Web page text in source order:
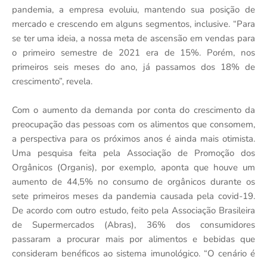
pandemia, a empresa evoluiu, mantendo sua posição de
mercado e crescendo em alguns segmentos, inclusive. “Para
se ter uma ideia, a nossa meta de ascensão em vendas para
o primeiro semestre de 2021 era de 15%. Porém, nos
primeiros seis meses do ano, já passamos dos 18% de
crescimento”, revela.
Com o aumento da demanda por conta do crescimento da
preocupação das pessoas com os alimentos que consomem,
a perspectiva para os próximos anos é ainda mais otimista.
Uma pesquisa feita pela Associação de Promoção dos
Orgânicos (Organis), por exemplo, aponta que houve um
aumento de 44,5% no consumo de orgânicos durante os
sete primeiros meses da pandemia causada pela covid-19.
De acordo com outro estudo, feito pela Associação Brasileira
de Supermercados (Abras), 36% dos consumidores
passaram a procurar mais por alimentos e bebidas que
consideram benéficos ao sistema imunológico. “O cenário é